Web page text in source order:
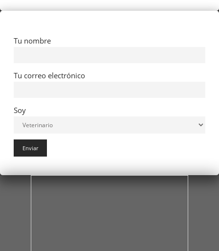
Tu nombre
Tu correo electrónico
Soy